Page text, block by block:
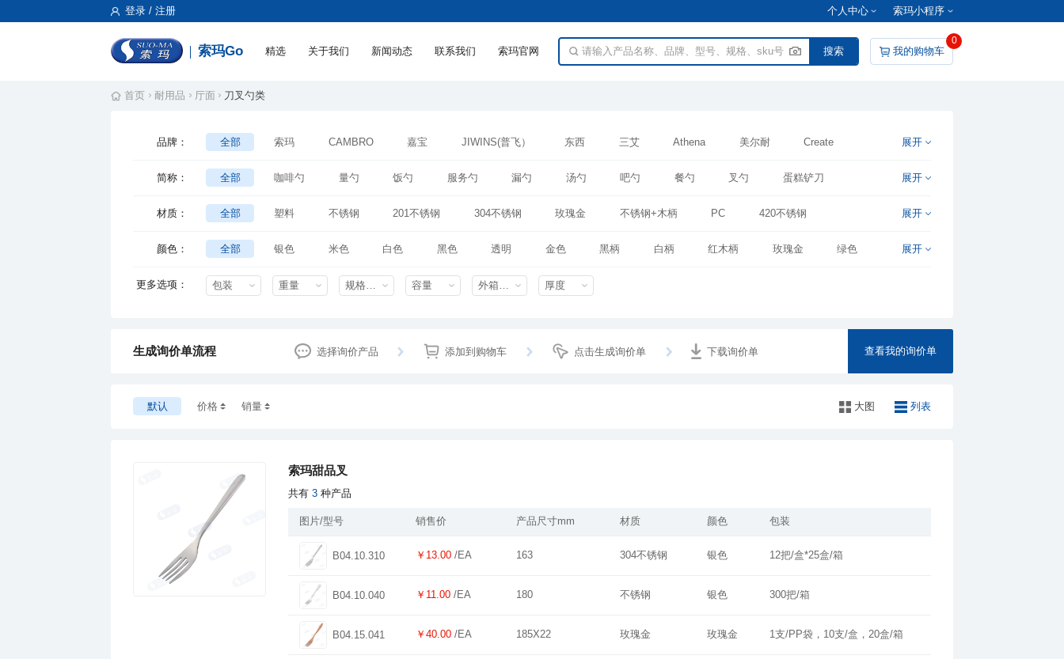
登录 / 注册 个人中心 索玛小程序
索玛Go 精选 关于我们 新闻动态 联系我们 索玛官网 我的购物车
0
首页 耐用品 厅面 刀叉勺类
品牌： 全部 索玛 CAMBRO 嘉宝 JIWINS(普飞） 东西 三艾 Athena 美尔耐 Create
互诚 永盛 CARLISLE 强宏 靖豪 HEC 东方 厂制品 壹亿精品
展开
简称： 全部 咖啡勺 量勺 饭勺 服务勺 漏勺 汤勺 吧勺 餐勺 叉勺 蛋糕铲刀
儿童餐具套装 服务叉 牛排刀 牛油刀 甜品叉 甜品刀 甜品勺 鸭嘴勺 饮料勺
展开
材质： 全部 塑料 不锈钢 201不锈钢 304不锈钢 玫瑰金 不锈钢+木柄 PC 420不锈钢
430不锈钢 410不锈钢 密胺 胶柄+不锈钢 塑料pp+秸秆
展开
颜色： 全部 银色 米色 白色 黑色 透明 金色 黑柄 白柄 红木柄 玫瑰金 绿色
红黑色
展开
更多选项： 包装 重量 规格特性 容量 外箱尺寸mm 厚度
生成询价单流程 选择询价产品 添加到购物车 点击生成询价单 下载询价单 查看我的询价单
默认 价格 销量 大图 列表
索玛甜品叉
共有 3 种产品
图片/型号 销售价 产品尺寸mm 材质 颜色 包装
B04.10.310 ￥13.00 /EA 163 304不锈钢 银色 12把/盒*25盒/箱
B04.10.040 ￥11.00 /EA 180 不锈钢 银色 300把/箱
B04.15.041 ￥40.00 /EA 185X22 玫瑰金 玫瑰金 1支/PP袋，10支/盒，20盒/箱